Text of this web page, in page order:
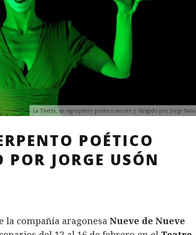
La Tuerta, un esperpento poético escrito y dirigido por Jorge Usón
POÉTICO
JORGE USÓN
la compañía aragonesa Nueve de Nueve